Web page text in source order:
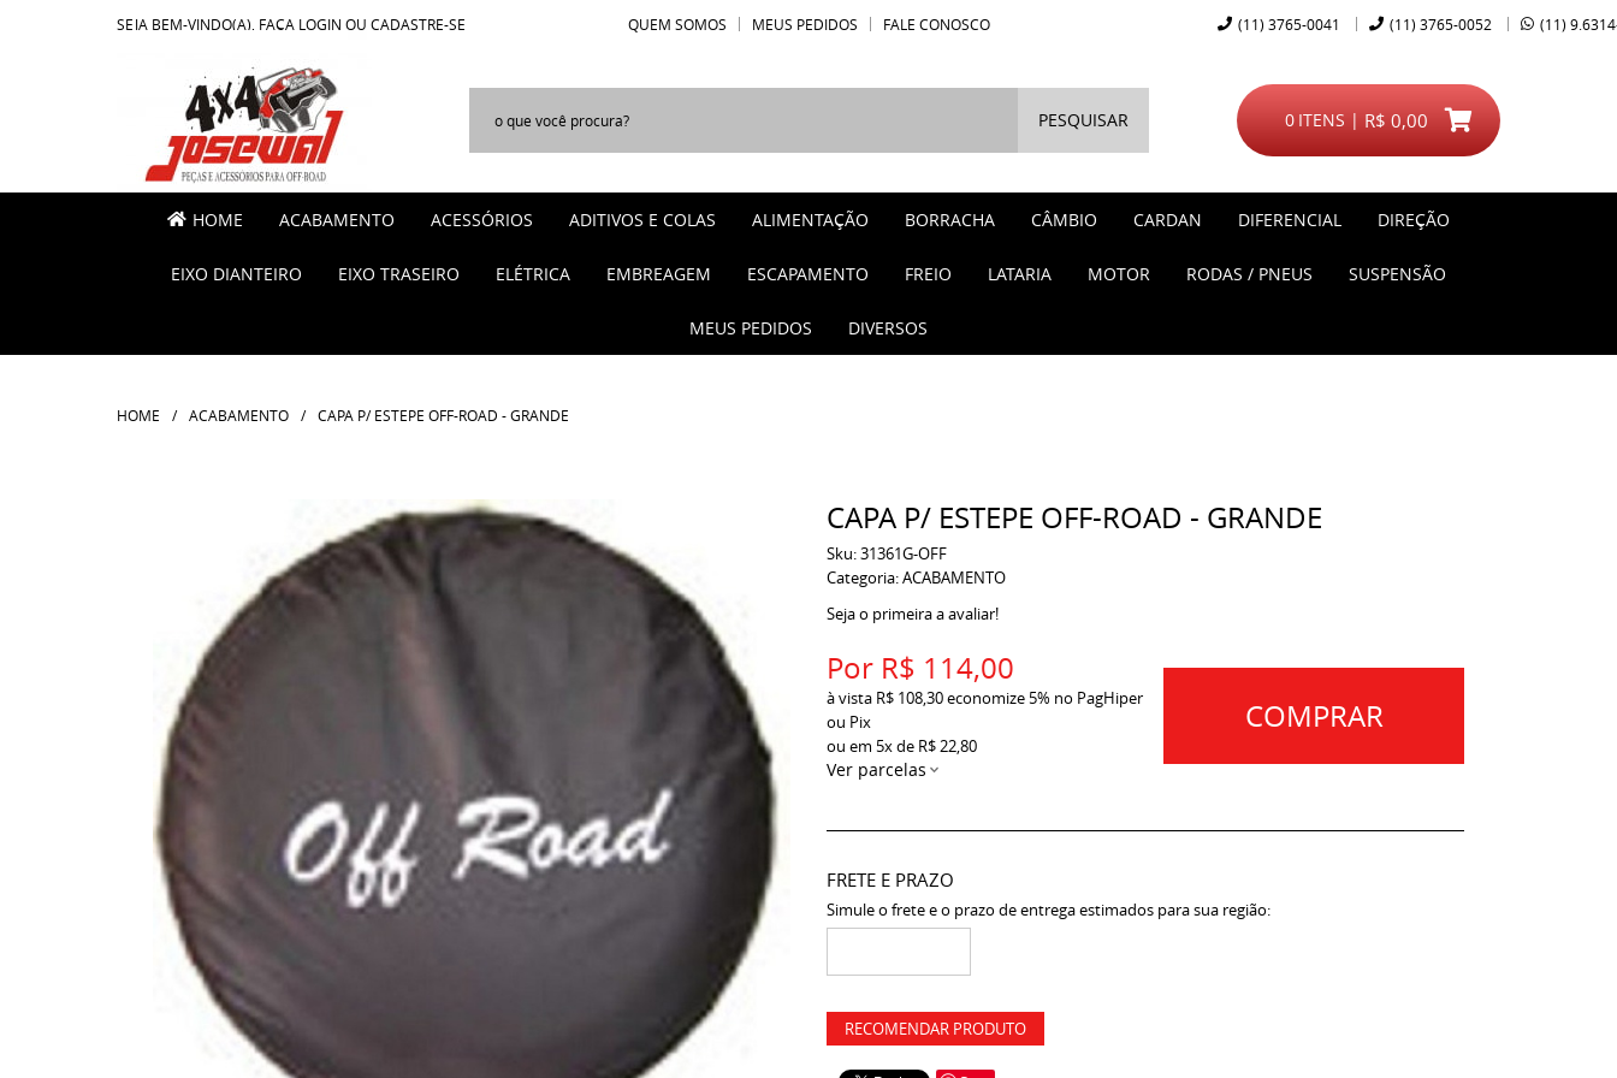
SEJA BEM-VINDO(A), FAÇA LOGIN OU CADASTRE-SE QUEM SOMOS MEUS PEDIDOS FALE CONOSCO (11) 3765-0041 (11) 3765-0052 (11)
PESQUISAR ITENS
0 R$ 0,00
HOME ACABAMENTO ACESSÓRIOS ADITIVOS E COLAS ALIMENTAÇÃO BORRACHA CÂMBIO CARDAN DIFERENCIAL DIREÇÃO
EIXO DIANTEIRO EIXO TRASEIRO ELÉTRICA EMBREAGEM ESCAPAMENTO FREIO LATARIA MOTOR RODAS / PNEUS SUSPENSÃO
MEUS PEDIDOS DIVERSOS
HOME ACABAMENTO CAPA P/ ESTEPE OFF-ROAD - GRANDE
CAPA P/ ESTEPE OFF-ROAD - GRANDE
Sku:31361G-OFF
Categoria:ACABAMENTO
Seja o primeira a avaliar!
Por R$ 114,00
à vista R$ 108,30economize 5% no PagHiper
ou Pix
ou em 5xde R$ 22,80
Ver parcelas
COMPRAR
FRETE E PRAZO
Simule o frete e o prazo de entrega estimados para sua região:
RECOMENDAR PRODUTO